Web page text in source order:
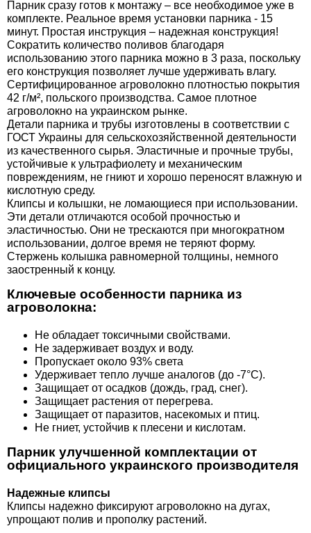
Парник сразу готов к монтажу – все необходимое уже в
комплекте. Реальное время установки парника - 15
минут. Простая инструкция – надежная конструкция!
Сократить количество поливов благодаря
использованию этого парника можно в 3 раза, поскольку
его конструкция позволяет лучше удерживать влагу.
Сертифицированное агроволокно плотностью покрытия
42 г/м², польского производства. Самое плотное
агроволокно на украинском рынке.
Детали парника и трубы изготовлены в соответствии с
ГОСТ Украины для сельскохозяйственной деятельности
из качественного сырья. Эластичные и прочные трубы,
устойчивые к ультрафиолету и механическим
повреждениям, не гниют и хорошо переносят влажную и
кислотную среду.
Клипсы и колышки, не ломающиеся при использовании.
Эти детали отличаются особой прочностью и
эластичностью. Они не трескаются при многократном
использовании, долгое время не теряют форму.
Стержень колышка равномерной толщины, немного
заостренный к концу.
Ключевые особенности парника из
агроволокна:
Не обладает токсичными свойствами.
Не задерживает воздух и воду.
Пропускает около 93% света
Удерживает тепло лучше аналогов (до -7°C).
Защищает от осадков (дождь, град, снег).
Защищает растения от перегрева.
Защищает от паразитов, насекомых и птиц.
Не гниет, устойчив к плесени и кислотам.
Парник улучшенной комплектации от
официального украинского производителя
Надежные клипсы
Клипсы надежно фиксируют агроволокно на дугах,
упрощают полив и прополку растений.